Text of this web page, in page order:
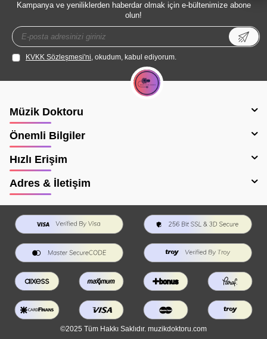
Kampanya ve yeniliklerden haberdar olmak için e-bültenimize abone
olun!
KVKK Sözleşmesi'ni, okudum, kabul ediyorum.
Müzik Doktoru
Önemli Bilgiler
Hızlı Erişim
Adres & İletişim
©2025 Tüm Hakkı Saklıdır. muzikdoktoru.com